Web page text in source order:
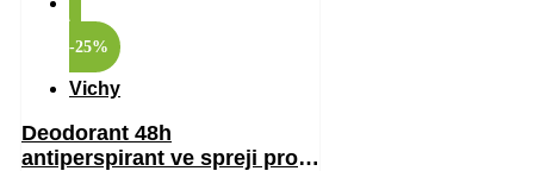
-25%
Vichy
Deodorant 48h
antiperspirant ve spreji proti